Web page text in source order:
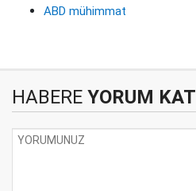
ABD mühimmat
HABERE YORUM KAT